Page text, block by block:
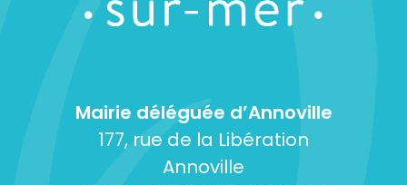
Mairie déléguée d’Annoville
177, rue de la Libération
Annoville